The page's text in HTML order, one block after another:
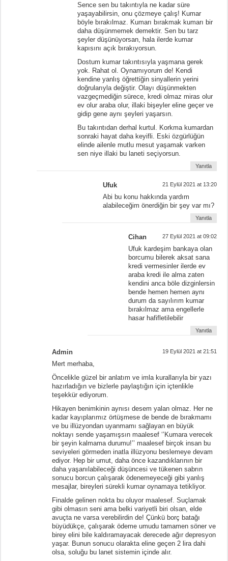
Sence sen bu takıntıyla ne kadar süre
yaşayabilirsin, onu çözmeye çalış! Kumar
böyle bırakılmaz. Kumarı bırakmak kumarı bir
daha düşünmemek demektir. Sen bu tarz
şeyler düşünüyorsan, hala ilerde kumar
kapısını açık bırakıyorsun.
Dostum kumar takıntısıyla yaşmana gerek
yok. Rahat ol. Oynamıyorum de! Kendi
kendine yanlış öğrettiğin sinyallerin yerini
doğrularıyla değiştir. Olayı düşünmekten
vazgeçmediğin sürece, kredi olmaz miras olur
ev olur araba olur, illaki bişeyler eline geçer ve
gidip gene aynı şeyleri yaşarsın.
Bu takıntıdan derhal kurtul. Korkma kumardan
sonraki hayat daha keyifli. Eski özgürlüğün
elinde ailenle mutlu mesut yaşamak varken
sen niye illaki bu laneti seçiyorsun.
Yanıtla
Ufuk 21 Eylül 2021 at 13:20
Abi bu konu hakkında yardım
alabileceğim önerdiğin bir şey var mı?
Yanıtla
Cihan 27 Eylül 2021 at 09:02
Ufuk kardeşim bankaya olan
borcumu bilerek aksat sana
kredi vermesinler ilerde ev
araba kredi ile alma zaten
kendini anca böle dizginlersin
bende hemen hemen aynı
durum da sayılırım kumar
bırakılmaz ama engellerle
hasar hafifletilebilir
Yanıtla
Admin 19 Eylül 2021 at 21:51
Mert merhaba,
Öncelikle güzel bir anlatım ve imla kurallarıyla bir yazı
hazırladığın ve bizlerle paylaştığın için içtenlikle
teşekkür ediyorum.
Hikayen benimkinin aynısı desem yalan olmaz. Her ne
kadar kayıplarımız örtüşmese de bende de bırakmamı
ve bu illüzyondan uyanmamı sağlayan en büyük
noktayı sende yaşamışsın maalesef ‘’Kumara verecek
bir şeyin kalmama durumu!’’ maalesef birçok insan bu
seviyeleri görmeden inatla illüzyonu beslemeye devam
ediyor. Hep bir umut, daha önce kazandıklarının bir
daha yaşanılabileceği düşüncesi ve tükenen sabrın
sonucu borcun çalışarak ödenemeyeceği gibi yanlış
mesajlar, bireyleri sürekli kumar oynamaya tetikliyor.
Finalde gelinen nokta bu oluyor maalesef. Suçlamak
gibi olmasın seni ama belki variyetli biri olsan, elde
avuçta ne varsa verebilirdin de! Çünkü borç batağı
büyüdükçe, çalışarak ödeme umudu tamamen söner ve
birey elini bile kaldıramayacak derecede ağır depresyon
yaşar. Bunun sonucu olarakta eline geçen 2 lira dahi
olsa, soluğu bu lanet sistemin içinde alır.